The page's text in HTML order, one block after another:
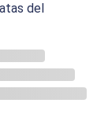
del